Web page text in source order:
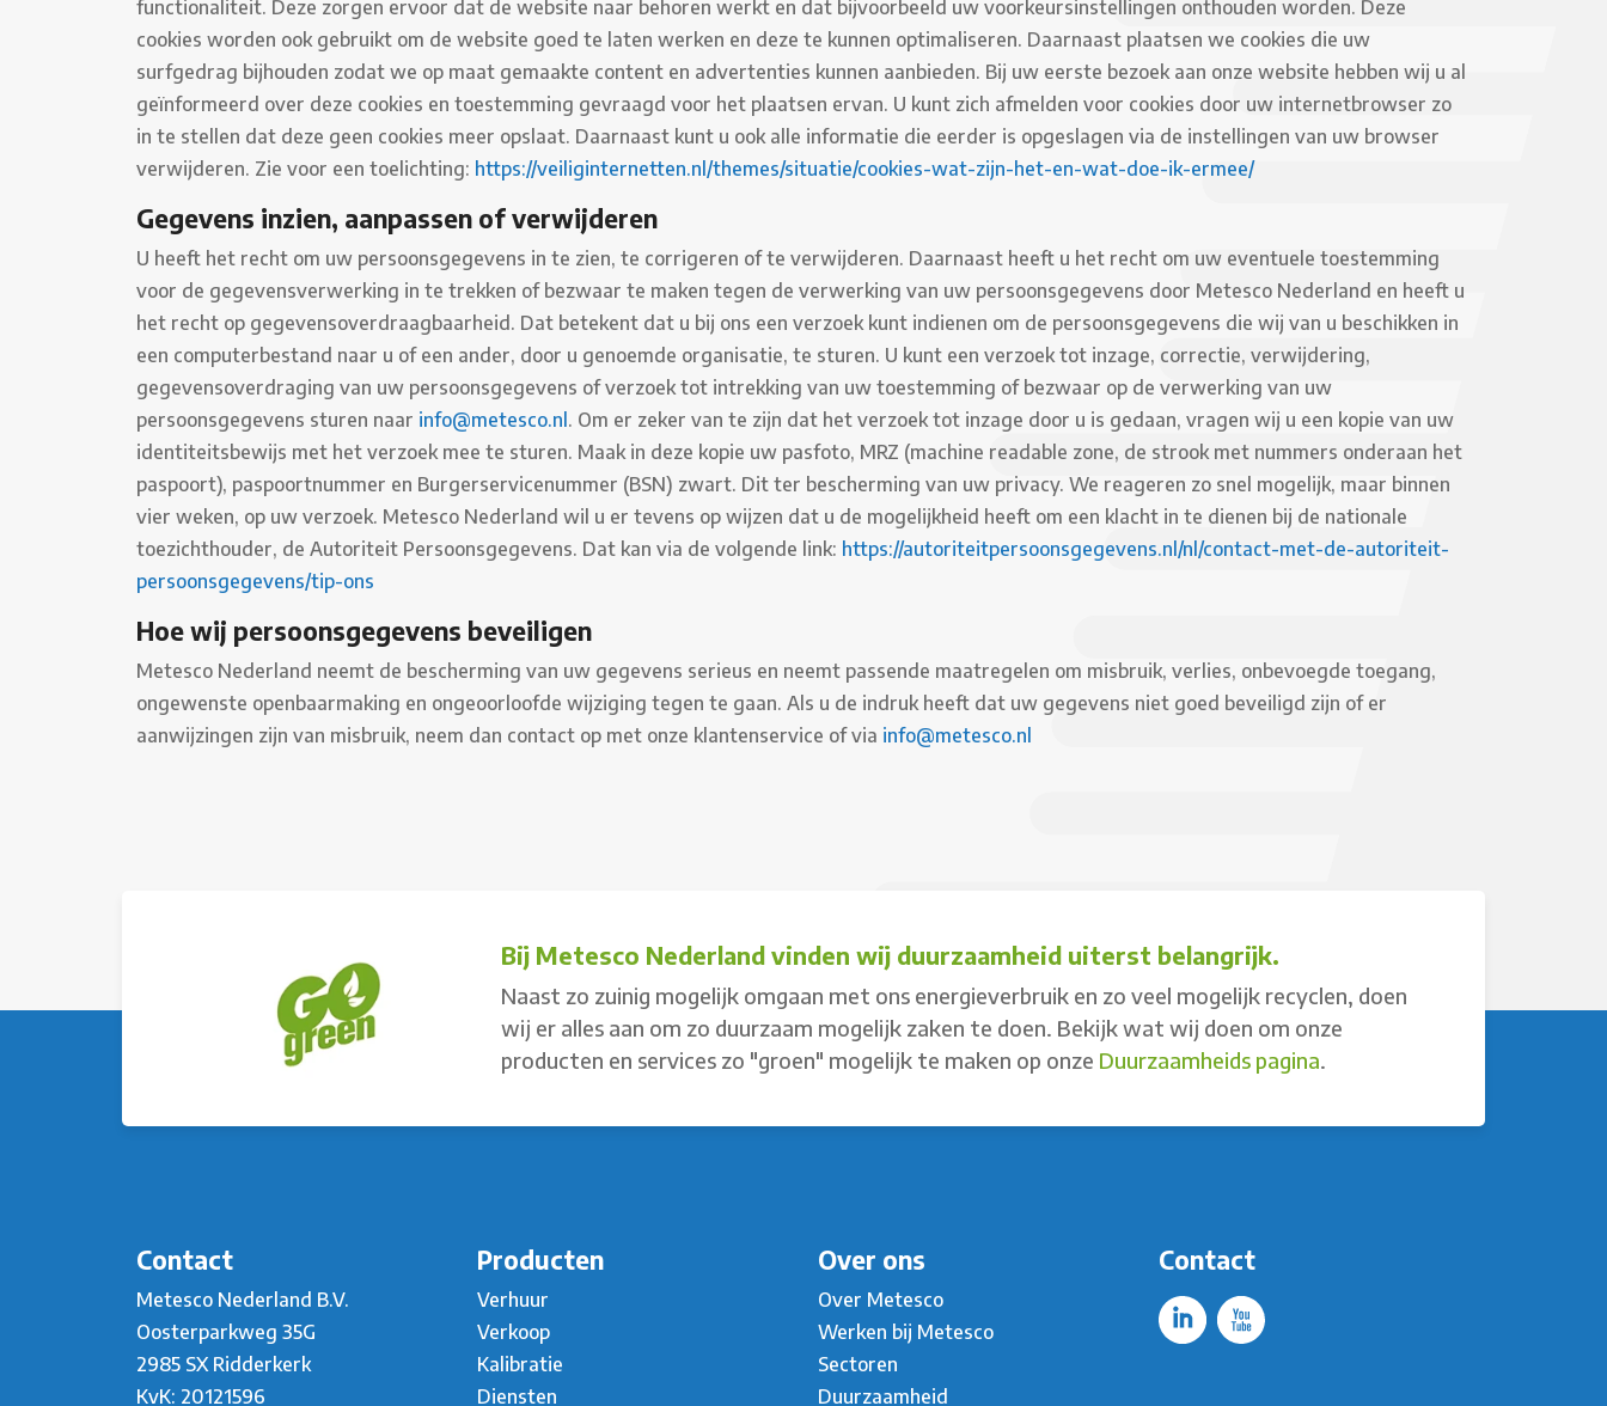
functionaliteit. Deze zorgen ervoor dat de website naar behoren werkt en dat bijvoorbeeld uw voorkeursinstellingen onthouden worden. Deze
cookies worden ook gebruikt om de website goed te laten werken en deze te kunnen optimaliseren. Daarnaast plaatsen we cookies die uw
surfgedrag bijhouden zodat we op maat gemaakte content en advertenties kunnen aanbieden. Bij uw eerste bezoek aan onze website hebben wij u al
geïnformeerd over deze cookies en toestemming gevraagd voor het plaatsen ervan. U kunt zich afmelden voor cookies door uw internetbrowser zo
in te stellen dat deze geen cookies meer opslaat. Daarnaast kunt u ook alle informatie die eerder is opgeslagen via de instellingen van uw browser
verwijderen. Zie voor een toelichting: https://veiliginternetten.nl/themes/situatie/cookies-wat-zijn-het-en-wat-doe-ik-ermee/
Gegevens inzien, aanpassen of verwijderen
U heeft het recht om uw persoonsgegevens in te zien, te corrigeren of te verwijderen. Daarnaast heeft u het recht om uw eventuele toestemming
voor de gegevensverwerking in te trekken of bezwaar te maken tegen de verwerking van uw persoonsgegevens door Metesco Nederland en heeft u
het recht op gegevensoverdraagbaarheid. Dat betekent dat u bij ons een verzoek kunt indienen om de persoonsgegevens die wij van u beschikken in
een computerbestand naar u of een ander, door u genoemde organisatie, te sturen. U kunt een verzoek tot inzage, correctie, verwijdering,
gegevensoverdraging van uw persoonsgegevens of verzoek tot intrekking van uw toestemming of bezwaar op de verwerking van uw
persoonsgegevens sturen naar info@metesco.nl. Om er zeker van te zijn dat het verzoek tot inzage door u is gedaan, vragen wij u een kopie van uw
identiteitsbewijs met het verzoek mee te sturen. Maak in deze kopie uw pasfoto, MRZ (machine readable zone, de strook met nummers onderaan het
paspoort), paspoortnummer en Burgerservicenummer (BSN) zwart. Dit ter bescherming van uw privacy. We reageren zo snel mogelijk, maar binnen
vier weken, op uw verzoek. Metesco Nederland wil u er tevens op wijzen dat u de mogelijkheid heeft om een klacht in te dienen bij de nationale
toezichthouder, de Autoriteit Persoonsgegevens. Dat kan via de volgende link: https://autoriteitpersoonsgegevens.nl/nl/contact-met-de-autoriteit-
persoonsgegevens/tip-ons
Hoe wij persoonsgegevens beveiligen
Metesco Nederland neemt de bescherming van uw gegevens serieus en neemt passende maatregelen om misbruik, verlies, onbevoegde toegang,
ongewenste openbaarmaking en ongeoorloofde wijziging tegen te gaan. Als u de indruk heeft dat uw gegevens niet goed beveiligd zijn of er
aanwijzingen zijn van misbruik, neem dan contact op met onze klantenservice of via info@metesco.nl
Bij Metesco Nederland vinden wij duurzaamheid uiterst belangrijk.
Naast zo zuinig mogelijk omgaan met ons energieverbruik en zo veel mogelijk recyclen, doen
wij er alles aan om zo duurzaam mogelijk zaken te doen. Bekijk wat wij doen om onze
producten en services zo "groen" mogelijk te maken op onze Duurzaamheids pagina.
Contact
Metesco Nederland B.V.
Oosterparkweg 35G
2985 SX Ridderkerk
KvK: 20121596
Producten
Verhuur
Verkoop
Kalibratie
Diensten
Over ons
Over Metesco
Werken bij Metesco
Sectoren
Duurzaamheid
Contact